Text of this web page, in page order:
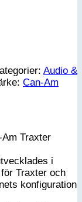
Audio &
Can-Am
Traxter
i
Traxter och
konfiguration